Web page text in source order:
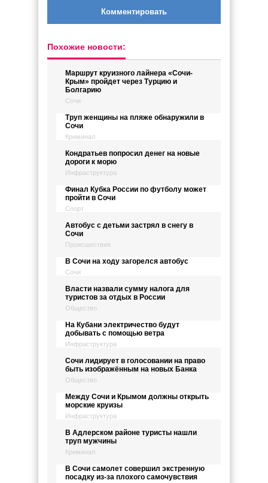
Комментировать
Похожие новости:
Маршрут круизного лайнера «Сочи-
Крым» пройдет через Турцию и
Болгарию
Сочи
Труп женщины на пляже обнаружили в
Сочи
Криминал
Кондратьев попросил денег на новые
дороги к морю
Инфраструктура
Финал Кубка России по футболу может
пройти в Сочи
Спорт
Автобус с детьми застрял в снегу в
Сочи
Происшествия
В Сочи на ходу загорелся автобус
Сочи
Власти назвали сумму налога для
туристов за отдых в России
Общество
На Кубани электричество будут
добывать с помощью ветра
Инфраструктура
Сочи лидирует в голосовании на право
быть изображённым на новых Банка
Общество
Между Сочи и Крымом должны открыть
морские круизы
Инфраструктура
В Адлерском районе туристы нашли
труп мужчины
Криминал
В Сочи самолет совершил экстренную
посадку из-за плохого самочувствия